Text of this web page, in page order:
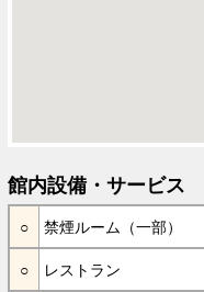
館内設備・サービス
禁煙ルーム（一部）
レストラン